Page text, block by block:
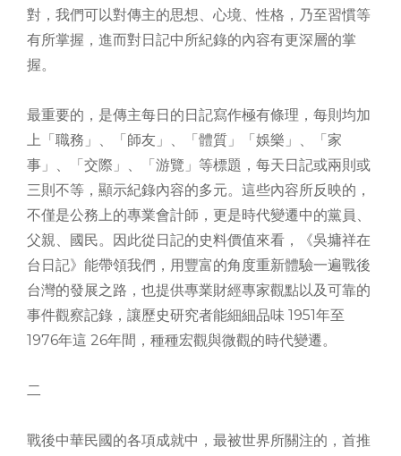
對，我們可以對傳主的思想、心境、性格，乃至習慣等
有所掌握，進而對日記中所紀錄的內容有更深層的掌
握。
最重要的，是傳主每日的日記寫作極有條理，每則均加
上「職務」、「師友」、「體質」「娛樂」、「家
事」、「交際」、「游覽」等標題，每天日記或兩則或
三則不等，顯示紀錄內容的多元。這些內容所反映的，
不僅是公務上的專業會計師，更是時代變遷中的黨員、
父親、國民。因此從日記的史料價值來看，《吳墉祥在
台日記》能帶領我們，用豐富的角度重新體驗一遍戰後
台灣的發展之路，也提供專業財經專家觀點以及可靠的
事件觀察記錄，讓歷史研究者能細細品味 1951年至
1976年這 26年間，種種宏觀與微觀的時代變遷。
二
戰後中華民國的各項成就中，最被世界所關注的，首推